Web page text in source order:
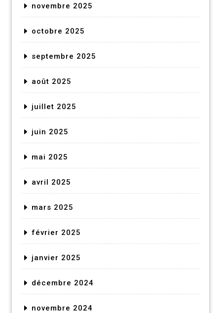
novembre 2025
octobre 2025
septembre 2025
août 2025
juillet 2025
juin 2025
mai 2025
avril 2025
mars 2025
février 2025
janvier 2025
décembre 2024
novembre 2024